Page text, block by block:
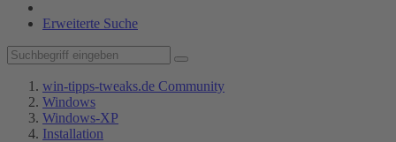
Erweiterte Suche
win-tipps-tweaks.de Community
Windows
Windows-XP
Installation